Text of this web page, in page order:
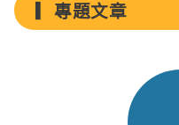
專題文章